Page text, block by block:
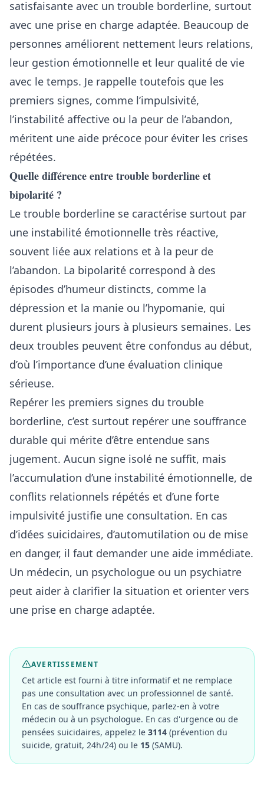
satisfaisante avec un trouble borderline, surtout
avec une prise en charge adaptée. Beaucoup de
personnes améliorent nettement leurs relations,
leur gestion émotionnelle et leur qualité de vie
avec le temps. Je rappelle toutefois que les
premiers signes, comme l’impulsivité,
l’instabilité affective ou la peur de l’abandon,
méritent une aide précoce pour éviter les crises
répétées.
Quelle différence entre trouble borderline et
bipolarité ?
Le trouble borderline se caractérise surtout par
une instabilité émotionnelle très réactive,
souvent liée aux relations et à la peur de
l’abandon. La bipolarité correspond à des
épisodes d’humeur distincts, comme la
dépression et la manie ou l’hypomanie, qui
durent plusieurs jours à plusieurs semaines. Les
deux troubles peuvent être confondus au début,
d’où l’importance d’une évaluation clinique
sérieuse.
Repérer les premiers signes du trouble
borderline, c’est surtout repérer une souffrance
durable qui mérite d’être entendue sans
jugement. Aucun signe isolé ne suffit, mais
l’accumulation d’une instabilité émotionnelle, de
conflits relationnels répétés et d’une forte
impulsivité justifie une consultation. En cas
d’idées suicidaires, d’automutilation ou de mise
en danger, il faut demander une aide immédiate.
Un médecin, un psychologue ou un psychiatre
peut aider à clarifier la situation et orienter vers
une prise en charge adaptée.
AVERTISSEMENT
Cet article est fourni à titre informatif et ne remplace
pas une consultation avec un professionnel de santé.
En cas de souffrance psychique, parlez-en à votre
médecin ou à un psychologue. En cas d'urgence ou de
pensées suicidaires, appelez le 3114 (prévention du
suicide, gratuit, 24h/24) ou le 15 (SAMU).